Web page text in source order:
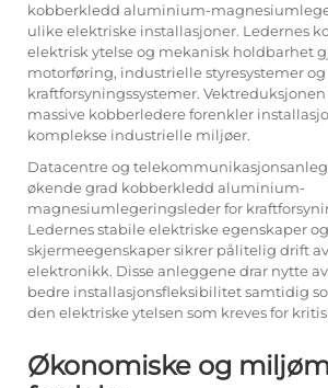
kobberkledd aluminium-
ulike elektriske installasjoner. Ledernes
elektrisk ytelse og mekanisk holdbarhet
motorføring, industrielle styresystemer og
kraftforsyningssystemer.
massive kobberledere forenkler
komplekse industrielle miljøer.
Datacentre og
økende grad kobberkledd aluminium-
magnesiumlegeringsleder for
Ledernes stabile elektriske egenskaper
skjermeegenskaper sikrer pålitelig drift
elektronikk. Disse anleggene drar nytte
bedre installasjonsfleksibilitet samtidig
den elektriske ytelsen som kreves for
Økonomiske og